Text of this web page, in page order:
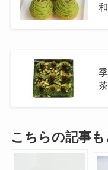
こちらの記事